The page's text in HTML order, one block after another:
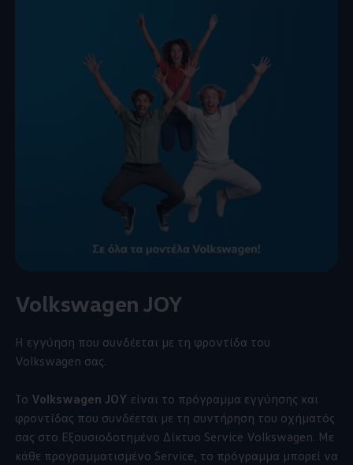
Volkswagen JOY
Η εγγύηση που συνδέεται με τη φροντίδα του
Volkswagen σας.
Το Volkswagen JOY είναι το πρόγραμμα εγγύησης και
φροντίδας που συνδέεται με τη συντήρηση του οχήματός
σας στο Εξουσιοδοτημένο Δίκτυο Service Volkswagen. Με
κάθε προγραμματισμένο Service, το πρόγραμμα μπορεί να